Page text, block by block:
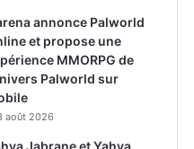
annonce Palworld
et propose une
MMORPG de
Palworld sur
août 2026
Jabrane et Yahya